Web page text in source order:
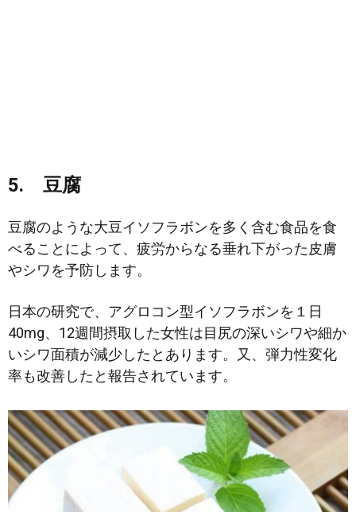
5. 豆腐
豆腐のような大豆イソフラボンを多く含む食品を食
べることによって、疲労からなる垂れ下がった皮膚
やシワを予防します。
日本の研究で、アグロコン型イソフラボンを１日
40mg、12週間摂取した女性は目尻の深いシワや細か
いシワ面積が減少したとあります。又、弾力性変化
率も改善したと報告されています。